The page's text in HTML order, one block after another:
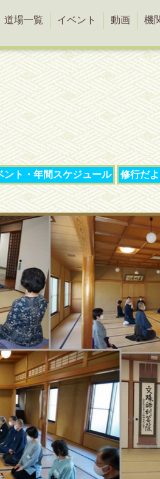
道場一覧 イベント 動画 機
ント・年間スケジュール 修行だよ